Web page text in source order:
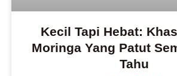
Kecil Tapi Hebat:
Moringa Yang Patut
Tahu